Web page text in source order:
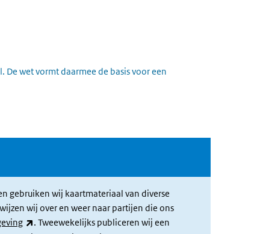
wet vormt daarmee de basis voor een
gebruiken wij kaartmateriaal van diverse
wij over en weer naar partijen die ons
(externe link)
. Tweewekelijks publiceren wij een